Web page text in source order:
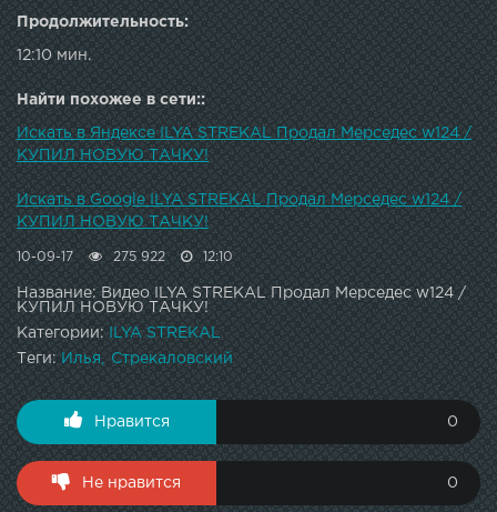
Продолжительность:
12:10 мин.
Найти похожее в сети::
Искать в Яндексе ILYA STREKAL Продал Мерседес w124 /
КУПИЛ НОВУЮ ТАЧКУ!
Искать в Google ILYA STREKAL Продал Мерседес w124 /
КУПИЛ НОВУЮ ТАЧКУ!
10-09-17 275 922 12:10
Название: Видео ILYA STREKAL Продал Мерседес w124 /
КУПИЛ НОВУЮ ТАЧКУ!
Категории: ILYA STREKAL
Теги:Илья Стрекаловский
Нравится 0
Не нравится 0